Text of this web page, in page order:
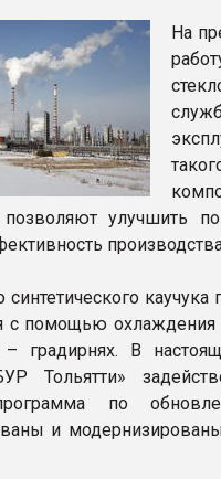
На
улучшить
синтетического
с помощью охлаждения
– градирнях. В
Тольятти»
по
и